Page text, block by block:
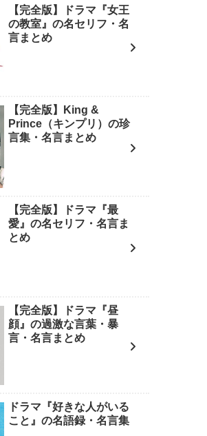
【完全版】ドラマ『女王
の教室』の名セリフ・名
言まとめ
【完全版】King &
Prince（キンプリ）の珍
言集・名言まとめ
【完全版】ドラマ『最
愛』の名セリフ・名言ま
とめ
【完全版】ドラマ『昼
顔』の過激な言葉・暴
言・名言まとめ
ドラマ『好きな人がいる
こと』の名語録・名言集